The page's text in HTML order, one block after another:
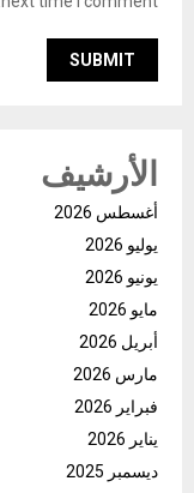
الأرشيف
أغسطس 2026
يوليو 2026
يونيو 2026
مايو 2026
أبريل 2026
مارس 2026
فبراير 2026
يناير 2026
ديسمبر 2025